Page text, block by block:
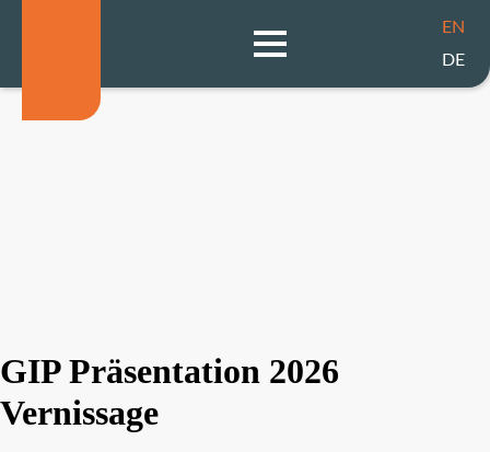
EN
DE
GIP Präsentation 2026
Vernissage